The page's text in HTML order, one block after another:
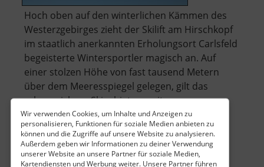
Wir verwenden Cookies, um Inhalte und Anzeigen zu
personalisieren, Funktionen für soziale Medien anbieten zu
können und die Zugriffe auf unsere Website zu analysieren.
Außerdem geben wir Informationen zu deiner Verwendung
unserer Website an unsere Partner für soziale Medien,
Kartendiensten und Werbung weiter. Unsere Partner führen
Hoch oben auf den winterlichen Kämmen des
Westerzgebirges zieht der Skilift am Hirschkopf
im staatlich anerkannten Erholungsort Carlsfeld
begeisterte Wintersportler magisch an. Auf
einer stolzen Höhe von fast tausend Metern
über dem Meeresspiegel gelegen, gilt das
schneesichere Skigebiet unweit von .. »
weiterlesenüber
Skilift
Carlsfeld
am